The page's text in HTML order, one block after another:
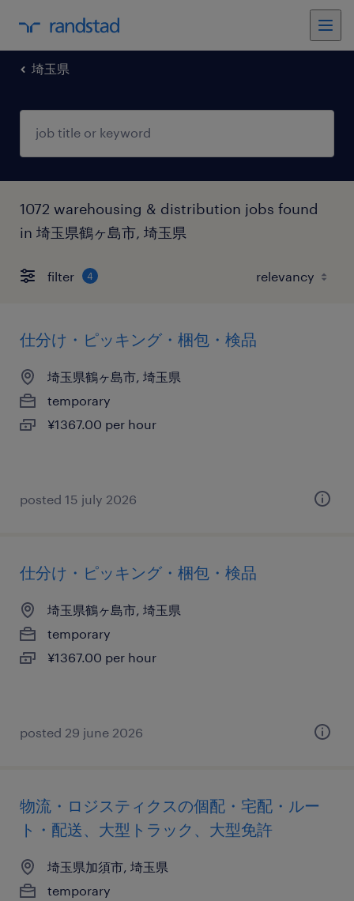
埼玉県
1072 warehousing & distribution jobs found
in 埼玉県鶴ヶ島市, 埼玉県
filter 4
仕分け・ピッキング・梱包・検品
埼玉県鶴ヶ島市, 埼玉県
temporary
¥1367.00 per hour
posted 15 july 2026
仕分け・ピッキング・梱包・検品
埼玉県鶴ヶ島市, 埼玉県
temporary
¥1367.00 per hour
posted 29 june 2026
物流・ロジスティクスの個配・宅配・ルー
ト・配送、大型トラック、大型免許
埼玉県加須市, 埼玉県
temporary